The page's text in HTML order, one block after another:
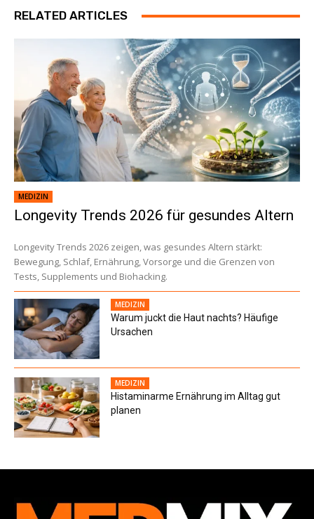
RELATED ARTICLES
MEDIZIN
Longevity Trends 2026 für gesundes Altern
Longevity Trends 2026 zeigen, was gesundes Altern stärkt:
Bewegung, Schlaf, Ernährung, Vorsorge und die Grenzen von
Tests, Supplements und Biohacking.
MEDIZIN
Warum juckt die Haut nachts? Häufige
Ursachen
MEDIZIN
Histaminarme Ernährung im Alltag gut
planen